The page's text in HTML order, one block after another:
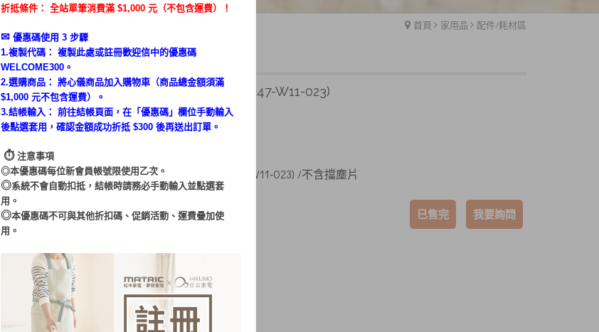
首頁 家用品 配件/耗材區
MG-VC0101B 塵杯 (L47-W11-023)
售價 $220
MG-VC0101B 塵杯 (L47-W11-023) /不含擋塵片
已售完 我要詢問
折抵條件： 全站單筆消費滿 $1,000 元（不包含運費）！
✉︎ 優惠碼使用 3 步驟
1.複製代碼： 複製此處或註冊歡迎信中的優惠碼
WELCOME300。
2.選購商品： 將心儀商品加入購物車（商品總金額須滿
$1,000 元不包含運費）。
3.結帳輸入： 前往結帳頁面，在「 優惠碼 」欄位手動輸入
後點選套用，確認金額成功折抵 $300 後再送出訂單。
⏱︎ 注意事項
◎本優惠碼每位新會員帳號限使用乙次。
◎系統不會自動扣抵，結帳時請務必手動輸入並點選套
用。
◎本優惠碼不可與其他折扣碼、促銷活動、運費疊加使
用。